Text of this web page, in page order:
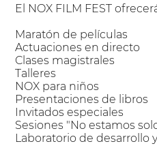
El NOX FILM FEST
Maratón de películas
Actuaciones en directo
Clases magistrales
Talleres
NOX para niños
Presentaciones de libros
Invitados especiales
Sesiones "No estamos
Laboratorio de desarrollo